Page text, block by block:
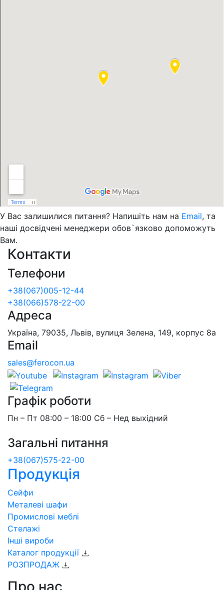
У Вас залишилися питання? Напишіть нам на Email, та
наші досвідчені менеджери обов`язково допоможуть
Вам.
Контакти
Телефони
+38(067)005-12-44
+38(066)578-22-00
Адреса
Україна, 79035, Львів, вулиця Зелена, 149, корпус 8а
Email
sales@ferocon.ua
Графік роботи
Пн – Пт 08:00 – 18:00 Сб – Нед выхідний
Загальні питання
+38(067)575-22-00
Продукція
Сейфи
Металеві шафи
Промислові меблі
Стелажі
Інші вироби
Каталог продукції
РОЗПРОДАЖ